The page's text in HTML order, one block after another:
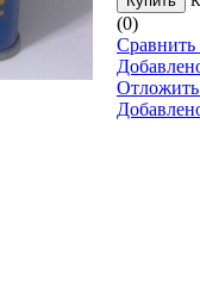
(0)
Сравнить
Отложить